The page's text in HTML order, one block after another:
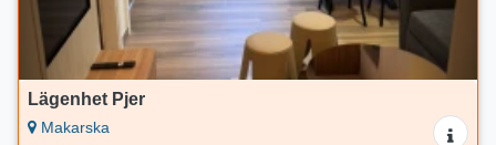
Lägenhet Pjer
Makarska